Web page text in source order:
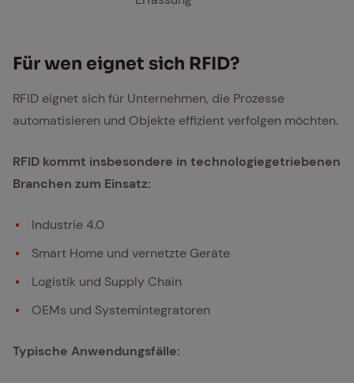
Für wen eig­net sich RFID?
RFID eignet sich für Unternehmen, die Prozesse
automatisieren und Objekte effizient verfolgen möchten.
RFID kommt insbesondere in technologiegetriebenen
Branchen zum Einsatz:
Industrie 4.0
Smart Home und vernetzte Geräte
Logistik und Supply Chain
OEMs und Systemintegratoren
Typische Anwendungsfälle: